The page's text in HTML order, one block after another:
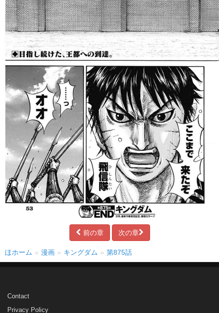
前の章 次の章
ほホーム 漫画 キングダム 第875話
Contact
Privacy Policy